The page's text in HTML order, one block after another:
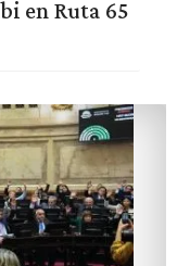
en Ruta 65